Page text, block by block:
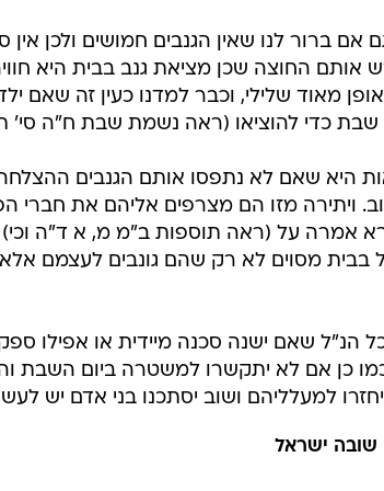
אם ברור לנו שאין הגנבים חמושים ולכן
אותם החוצה שכן מציאת גנב בבית היא
מאוד שלילי, וכבר למדנו כעין זה שאם
שבת כדי להוציאו (ראה נשמת שבת ח"ה
היא שאם לא נתפסו אותם הגנבים
ויתירה מזו הם מצרפים אליהם את חברי
אמרה על (ראה תוספות ב"מ מ, א ד"ה
בבית מסוים לא רק שהם גונבים לעצמם
הנ"ל שאם ישנה סכנה מיידית או אפילו
כן אם לא יתקשרו למשטרה ביום השבת
למעלליהם ושוב יסתכנו בני אדם יש
ישראל